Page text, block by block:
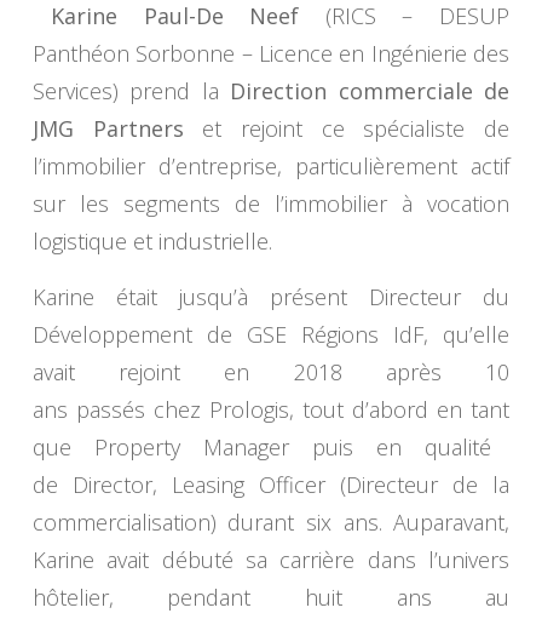
Karine Paul-De Neef (RICS – DESUP
Panthéon Sorbonne – Licence en Ingénierie des
Services) prend la Direction commerciale de
JMG Partners et rejoint ce spécialiste de
l’immobilier d’entreprise, particulièrement actif
sur les segments de l’immobilier à vocation
logistique et industrielle.
Karine était jusqu’à présent Directeur du
Développement de GSE Régions IdF, qu’elle
avait rejoint en 2018 après 10
ans passés chez Prologis, tout d’abord en tant
que Property Manager puis en qualité
de Director, Leasing Officer (Directeur de la
commercialisation) durant six ans. Auparavant,
Karine avait débuté sa carrière dans l’univers
hôtelier, pendant huit ans au